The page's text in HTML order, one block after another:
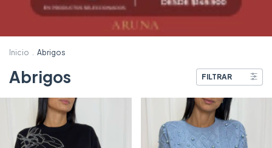
Inicio . Abrigos
Abrigos FILTRAR